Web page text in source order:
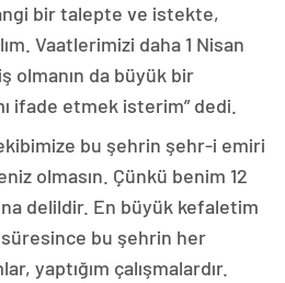
bir talepte ve istekte,
Vaatlerimizi daha 1 Nisan
olmanın da büyük bir
ifade etmek isterim” dedi.
bu şehrin şehr-i emiri
olmasın. Çünkü benim 12
delildir. En büyük kefaletim
süresince bu şehrin her
yaptığım çalışmalardır.